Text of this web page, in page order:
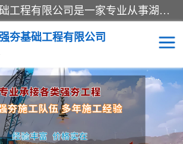
湖南业峻强夯基础工程有限公司是一家专业从事湖南强夯基础工程、强夯机租赁，地基处理的施工单位。业务覆盖：湖南、广东，江西等地。可承接1000KN.m-25000KN.m强夯（置换）工程。公司创始人是国内较早期从事强夯施工的建设者，经过多年的一步一个脚印的发展，在行业内具有较高的度和良好的口碑。
夯基础工程有限公司
强夯机租赁
强夯施工队伍